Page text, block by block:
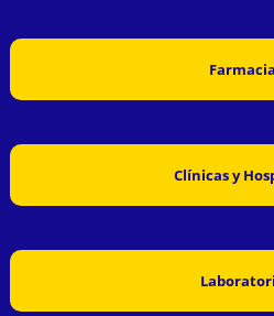
Clínicas y